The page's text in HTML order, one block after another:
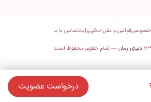
دنیای رمان — تمام حقوق محفوظ است
خصوصیقوانین و مقرراتکپی‌رایتتماس با ما
درخواست عضویت